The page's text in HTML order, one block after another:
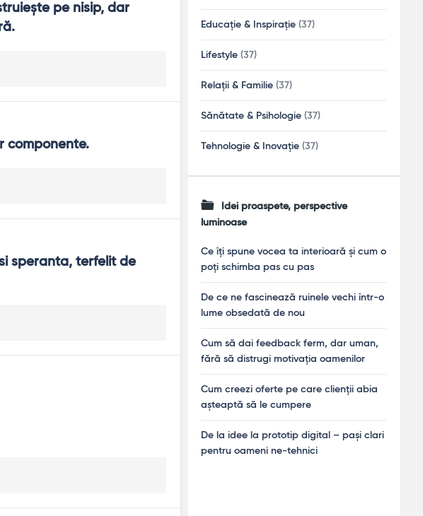
pe nisip, dar
componente.
speranta, terfelit de
Educație & Inspirație (37)
Lifestyle (37)
Relații & Familie (37)
Sănătate & Psihologie (37)
Tehnologie & Inovație (37)
Idei proaspete, perspective
luminoase
Ce îți spune vocea ta interioară și cum o
poți schimba pas cu pas
De ce ne fascinează ruinele vechi într-o
lume obsedată de nou
Cum să dai feedback ferm, dar uman,
fără să distrugi motivația oamenilor
Cum creezi oferte pe care clienții abia
așteaptă să le cumpere
De la idee la prototip digital – pași clari
pentru oameni ne-tehnici